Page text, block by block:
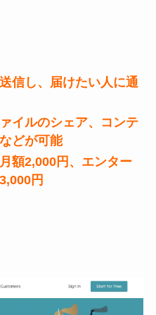
信し、届けたい人に通
イルのシェア、コンテ
どが可能
額2,000円、エンター
円